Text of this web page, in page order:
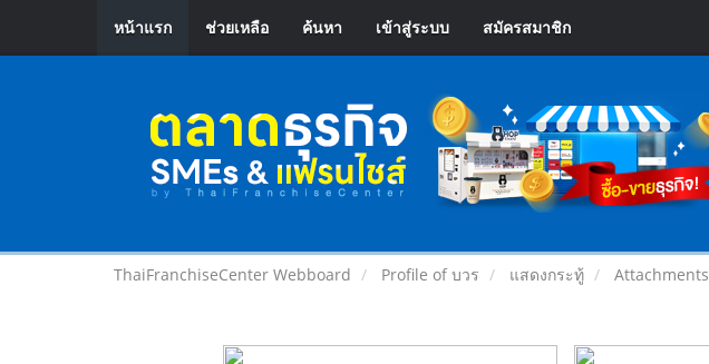
หน้าแรก ช่วยเหลือ ค้นหา เข้าสู่ระบบ สมัครสมาชิก
ThaiFranchiseCenter Webboard Profile of บวร แสดงกระทู้ Attachments